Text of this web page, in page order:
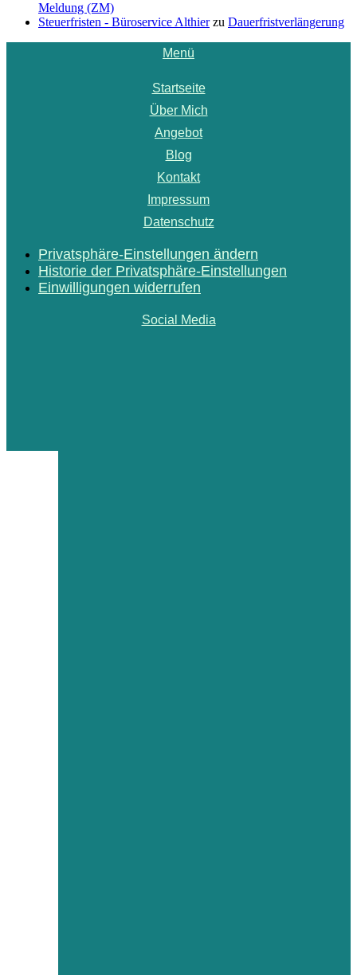
Meldung (ZM)
Steuerfristen - Büroservice Althierzu Dauerfristverlängerung
Menü
Startseite
Über Mich
Angebot
Blog
Kontakt
Impressum
Datenschutz
Privatsphäre-Einstellungen ändern
Historie der Privatsphäre-Einstellungen
Einwilligungen widerrufen
Social Media